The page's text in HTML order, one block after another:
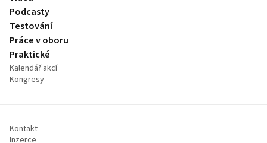
Podcasty
Testování
Práce v oboru
Praktické
Kalendář akcí
Kongresy
Kontakt
Inzerce